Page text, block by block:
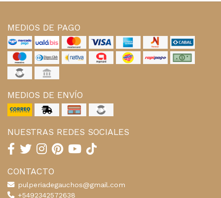
MEDIOS DE PAGO
MEDIOS DE ENVÍO
NUESTRAS REDES SOCIALES
CONTACTO
pulperiadegauchos@gmail.com
+5492342572638